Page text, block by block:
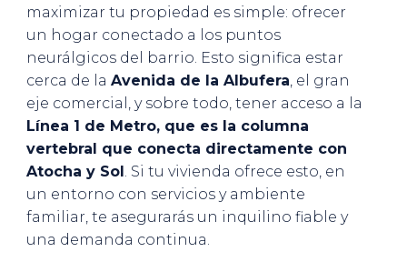
maximizar tu propiedad es simple: ofrecer
un hogar conectado a los puntos
neurálgicos del barrio. Esto significa estar
cerca de la Avenida de la Albufera , el gran
eje comercial, y sobre todo, tener acceso a la
Línea 1 de Metro, que es la columna
vertebral que conecta directamente con
Atocha y Sol . Si tu vivienda ofrece esto, en
un entorno con servicios y ambiente
familiar, te asegurarás un inquilino fiable y
una demanda continua.